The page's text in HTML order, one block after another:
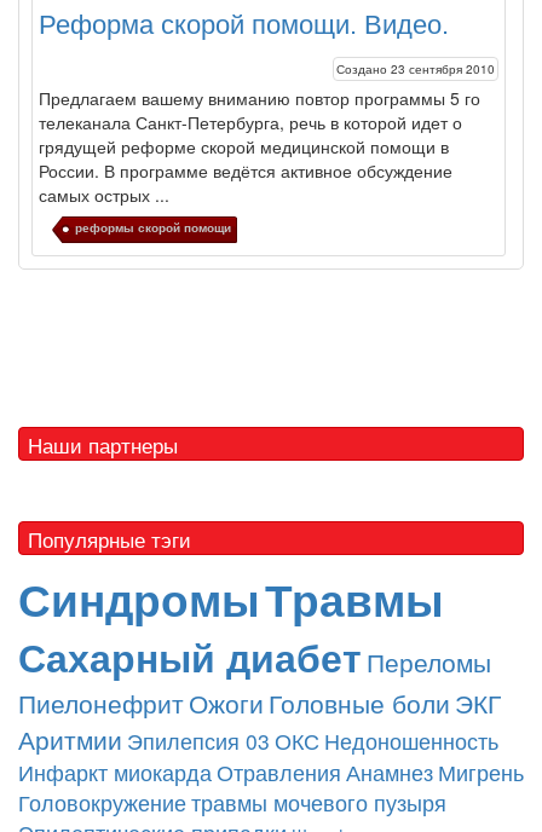
Реформа скорой помощи. Видео.
Создано 23 сентября 2010
Предлагаем вашему вниманию повтор программы 5 го
телеканала Санкт-Петербурга, речь в которой идет о
грядущей реформе скорой медицинской помощи в
России. В программе ведётся активное обсуждение
самых острых ...
реформы скорой помощи
Наши партнеры
Популярные тэги
СиндромыТравмы
Сахарный диабет Переломы
ПиелонефритОжоги Головные боли ЭКГ
Аритмии Эпилепсия 03 ОКС Недоношенность
Инфаркт миокарда Отравления Анамнез Мигрень
Головокружениетравмы мочевого пузыря